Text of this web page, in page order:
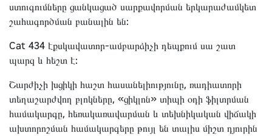
ստուգումները ցանկացած սարքավորման երկարաժամկետ
շահագործման բանալին են:
Cat 434 էքսկավատոր-ամբարձիչի դեպքում սա շատ
պարզ և հեշտ է:
Շարժիչի խցիկի հաշտ հասանելիությունը, ռադիատորի
տեղաշարժվող բլոկները, «ցիկլոն» տիպի օդի ֆիլտրման
համակարգը, հեռակառավարման և տեխնիկական վիճակի
ախտորոշման համակարգերը թույլ են տալիս միշտ դյուրին